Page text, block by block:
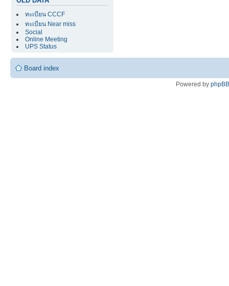
ทะเบียน CCCF
ทะเบียน Near miss
Social
Online Meeting
UPS Status
Board index
Powered by phpBB